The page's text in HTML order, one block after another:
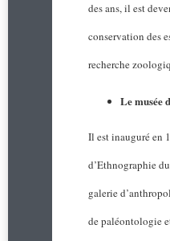
des ans, il est
conservation des
recherche
Le musée
Il est inauguré en
d’Ethnographie
galerie
de paléontologie